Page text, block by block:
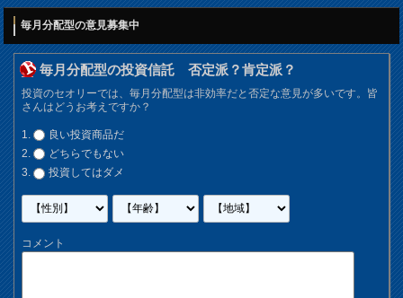
毎月分配型の意見募集中
毎月分配型の投資信託 否定派？肯定派？
投資のセオリーでは、毎月分配型は非効率だと否定な意見が多いです。皆
さんはどうお考えですか？
良い投資商品だ
どちらでもない
投資してはダメ
コメント